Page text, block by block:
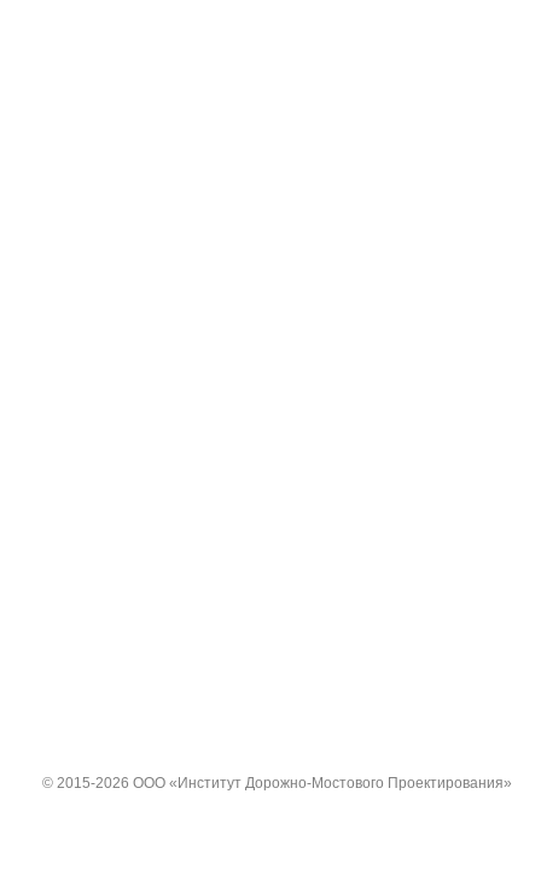
© 2015-2026 ООО «Институт Дорожно-Мостового Проектирования»